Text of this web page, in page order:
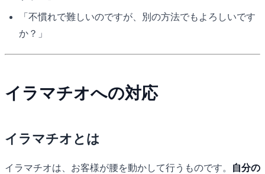
「不慣れで難しいのですが、別の方法でもよろしいです
か？」
イラマチオへの対応
イラマチオとは
イラマチオは、お客様が腰を動かして行うものです。
自分の